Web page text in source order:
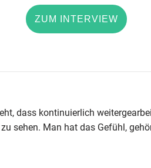
ZUM INTERVIEW
dass kontinuierlich
sehen. Man hat das Gefühl,